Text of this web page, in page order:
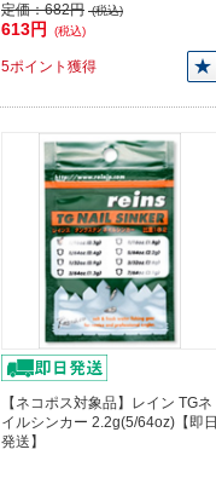
定価：682円 (税込)
613円 (税込)
5ポイント獲得
【ネコポス対象品】レイン TGネ
イルシンカー 2.2g(5/64oz)【即日
発送】